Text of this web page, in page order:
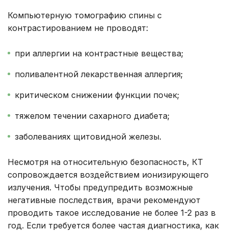
Компьютерную томографию спины с
контрастированием не проводят:
при аллергии на контрастные вещества;
поливалентной лекарственная аллергия;
критическом снижении функции почек;
тяжелом течении сахарного диабета;
заболеваниях щитовидной железы.
Несмотря на относительную безопасность, КТ
сопровождается воздействием ионизирующего
излучения. Чтобы предупредить возможные
негативные последствия, врачи рекомендуют
проводить такое исследование не более 1-2 раз в
год. Если требуется более частая диагностика, как